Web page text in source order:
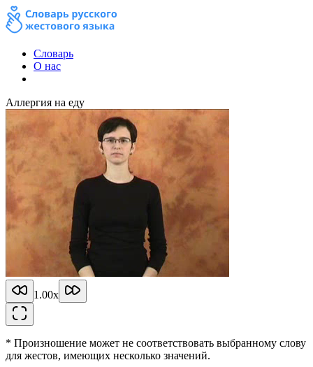
Словарь
О нас
Аллергия на еду
1.00x
* Произношение может не соответствовать выбранному слову
для жестов, имеющих несколько значений.